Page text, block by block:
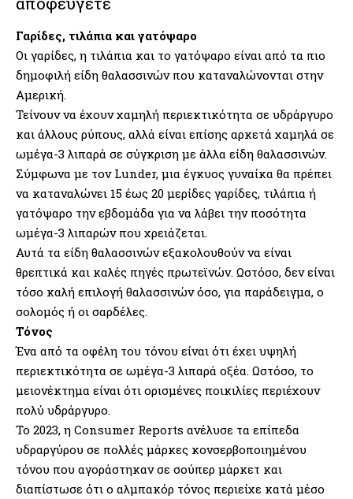
Γαρίδες, τιλάπια και γατόψαρο
Οι γαρίδες, η τιλάπια και το γατόψαρο είναι από τα πιο
δημοφιλή είδη θαλασσινών που καταναλώνονται στην
Αμερική.
Τείνουν να έχουν χαμηλή περιεκτικότητα σε υδράργυρο
και άλλους ρύπους, αλλά είναι επίσης αρκετά χαμηλά σε
ωμέγα-3 λιπαρά σε σύγκριση με άλλα είδη θαλασσινών.
Σύμφωνα με τον Lunder, μια έγκυος γυναίκα θα πρέπει
να καταναλώνει 15 έως 20 μερίδες γαρίδες, τιλάπια ή
γατόψαρο την εβδομάδα για να λάβει την ποσότητα
ωμέγα-3 λιπαρών που χρειάζεται.
Αυτά τα είδη θαλασσινών εξακολουθούν να είναι
θρεπτικά και καλές πηγές πρωτεϊνών. Ωστόσο, δεν είναι
τόσο καλή επιλογή θαλασσινών όσο, για παράδειγμα, ο
σολομός ή οι σαρδέλες.
Τόνος
Ένα από τα οφέλη του τόνου είναι ότι έχει υψηλή
περιεκτικότητα σε ωμέγα-3 λιπαρά οξέα. Ωστόσο, το
μειονέκτημα είναι ότι ορισμένες ποικιλίες περιέχουν
πολύ υδράργυρο.
Το 2023, η Consumer Reports ανέλυσε τα επίπεδα
υδραργύρου σε πολλές μάρκες κονσερβοποιημένου
τόνου που αγοράστηκαν σε σούπερ μάρκετ και
διαπίστωσε ότι ο αλμπακόρ τόνος περιείχε κατά μέσο